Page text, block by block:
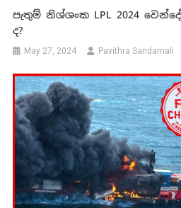
පැතුම් නිශ්ශංක LPL 2024
ද?
May 27, 2024 Pavithra Sandamali